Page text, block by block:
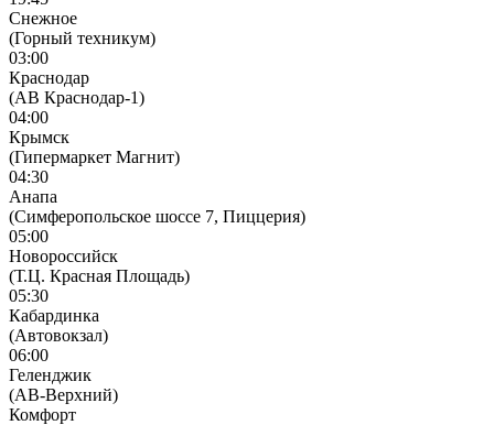
Снежное
(Горный техникум)
03:00
Краснодар
(АВ Краснодар-1)
04:00
Крымск
(Гипермаркет Магнит)
04:30
Анапа
(Симферопольское шоссе 7, Пиццерия)
05:00
Новороссийск
(Т.Ц. Красная Площадь)
05:30
Кабардинка
(Автовокзал)
06:00
Геленджик
(АВ-Верхний)
Комфорт